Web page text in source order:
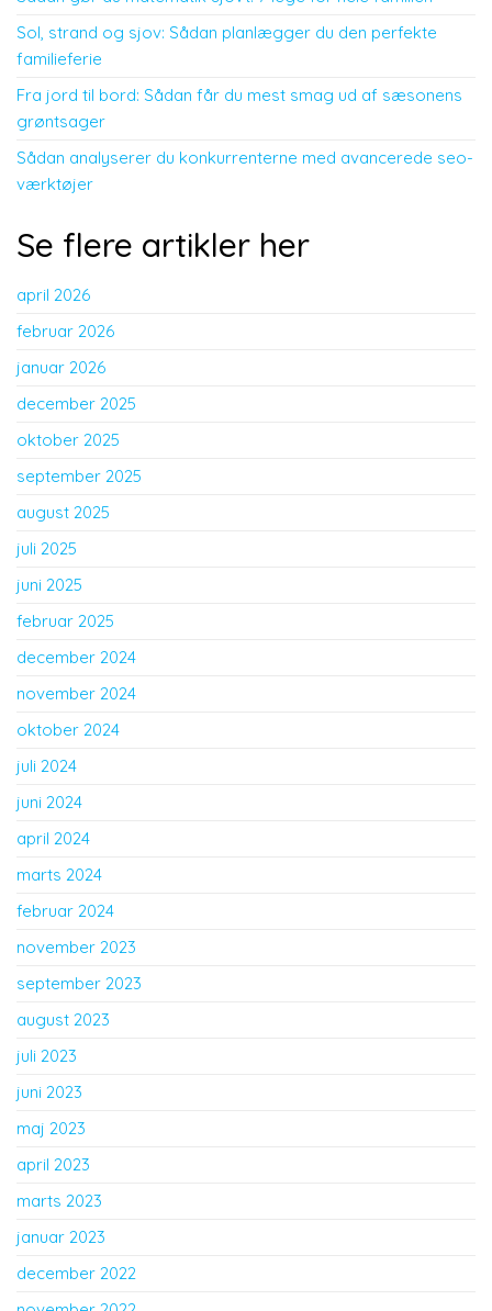
Sol, strand og sjov: Sådan planlægger du den perfekte
familieferie
Fra jord til bord: Sådan får du mest smag ud af sæsonens
grøntsager
Sådan analyserer du konkurrenterne med avancerede seo-
værktøjer
Se flere artikler her
april 2026
februar 2026
januar 2026
december 2025
oktober 2025
september 2025
august 2025
juli 2025
juni 2025
februar 2025
december 2024
november 2024
oktober 2024
juli 2024
juni 2024
april 2024
marts 2024
februar 2024
november 2023
september 2023
august 2023
juli 2023
juni 2023
maj 2023
april 2023
marts 2023
januar 2023
december 2022